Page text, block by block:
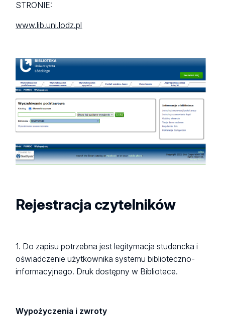
STRONIE:
www.lib.uni.lodz.pl
Rejestracja czytelników
1. Do zapisu potrzebna jest legitymacja studencka i
oświadczenie użytkownika systemu biblioteczno-
informacyjnego. Druk dostępny w Bibliotece.
Wypożyczenia i zwroty